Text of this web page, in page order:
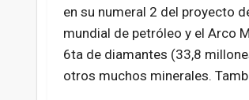
en su numeral 2 del proyecto
mundial de petróleo y el Arco
6ta de diamantes (33,8
otros muchos minerales.